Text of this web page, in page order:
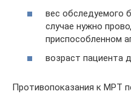
вес обследуемого
случае нужно
приспособленном
возраст пациента
Противопоказания к МРТ